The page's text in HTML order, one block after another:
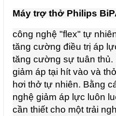
Máy trợ thở Philips
công nghệ "flex" tự
tăng cường điều trị áp
tăng cường sự tuân thủ.
giảm áp tại hít vào và
hơi thở tự nhiên. Bằng
nghệ giảm áp lực luôn
cần thiết cho một trải